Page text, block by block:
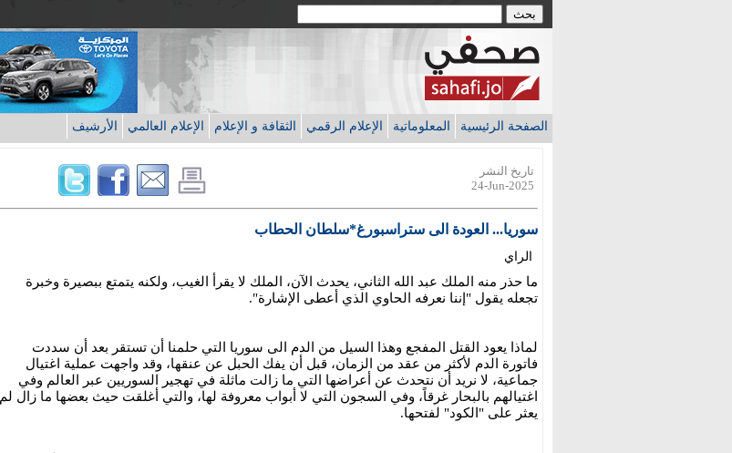
الصفحة الرئيسية المعلوماتية الإعلام الرقمي الثقافة و الإعلام الإعلام العالمي الأرشيف
تاريخ النشر
24-Jun-2025
سوريا... العودة الى ستراسبورغ*سلطان الحطاب
الراي
ما حذر منه الملك عبد الله الثاني، يحدث الآن، الملك لا يقرأ الغيب، ولكنه يتمتع ببصيرة وخبرة
تجعله يقول "إننا نعرفه الحاوي الذي أعطى الإشارة".
لماذا يعود القتل المفجع وهذا السيل من الدم الى سوريا التي حلمنا أن تستقر بعد أن سددت
فاتورة الدم لأكثر من عقد من الزمان، قبل أن يفك الحبل عن عنقها، وقد واجهت عملية اغتيال
جماعية، لا نريد أن نتحدث عن أعراضها التي ما زالت ماثلة في تهجير السوريين عبر العالم وفي
اغتيالهم بالبحار غرقاً، وفي السجون التي لا أبواب معروفة لها، والتي أغلقت حيث بعضها ما زال لم
يعثر على "الكود" لفتحها.